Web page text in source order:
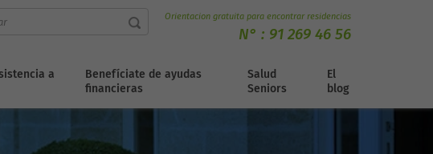
Orientacion gratuita para encontrar residencias
N° : 91 269 46 56
a
Benefíciate de ayudas
financieras
Salud
Seniors
El
blog